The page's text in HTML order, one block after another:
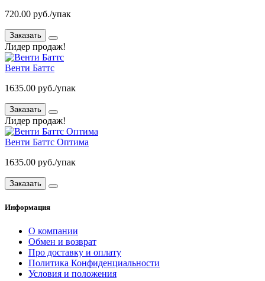
720.00 руб./упак
Заказать
Лидер продаж!
Венти Баттс
1635.00 руб./упак
Заказать
Лидер продаж!
Венти Баттс Оптима
1635.00 руб./упак
Заказать
Информация
О компании
Обмен и возврат
Про доставку и оплату
Политика Конфиденциальности
Условия и положения